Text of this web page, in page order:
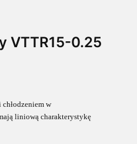
VTTR15-0.25
w
liniową charakterystykę